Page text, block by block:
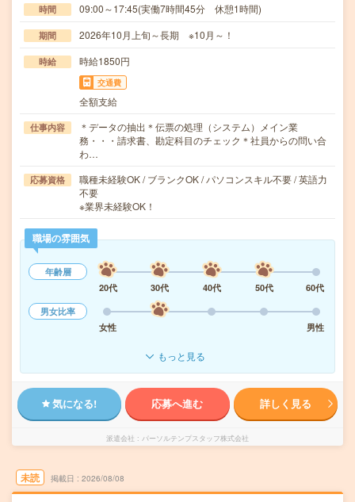
時間 09:00～17:45(実働7時間45分 休憩1時間)
期間 2026年10月上旬～長期 ※10月～！
時給 時給1850円
交通費
全額支給
仕事内容
＊データの抽出＊伝票の処理（システム）メイン業
務・・・請求書、勘定科目のチェック＊社員からの問い合
わ…
応募資格
職種未経験OK / ブランクOK / パソコンスキル不要 / 英語力
不要
※業界未経験OK！
職場の雰囲気
年齢層
20代
30代 40代 50代
60代
男女比率
女性
男性
もっと見る
気になる! 応募へ進む 詳しく見る
派遣会社 パーソルテンプスタッフ株式会社
未読 掲載日 2026/08/08